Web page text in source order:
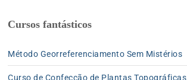
Cursos fantásticos
Método Georreferenciamento Sem Mistérios
Curso de Confecção de Plantas Topográficas